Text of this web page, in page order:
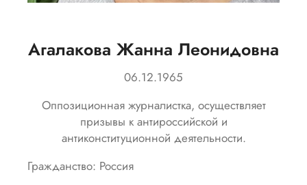
Агалакова Жанна Леонидовна
06.12.1965
Оппозиционная журналистка, осуществляет
призывы к антироссийской и
антиконституционной деятельности.
Гражданство: Россия